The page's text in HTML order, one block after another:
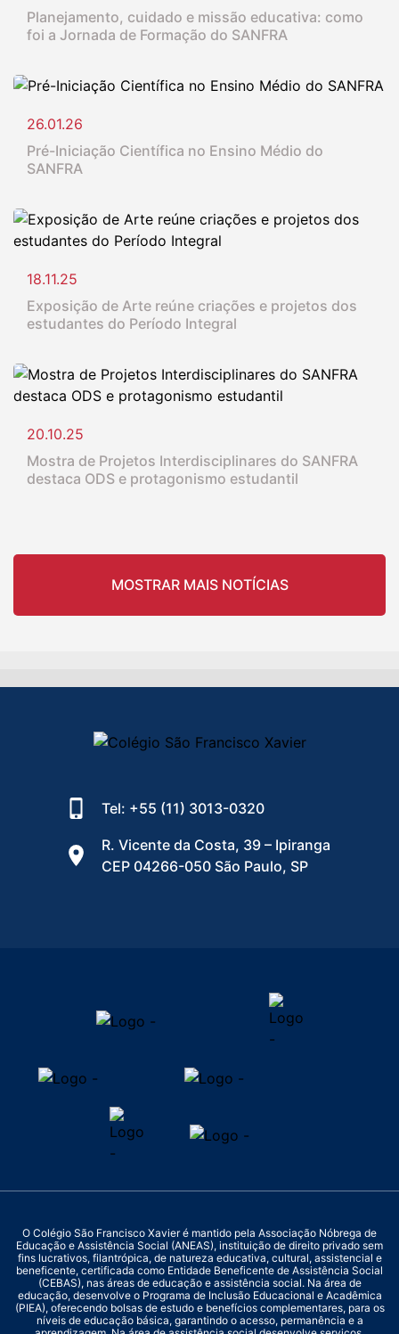
Planejamento, cuidado e missão educativa: como
foi a Jornada de Formação do SANFRA
26.01.26
Pré-Iniciação Científica no Ensino Médio do
SANFRA
18.11.25
Exposição de Arte reúne criações e projetos dos
estudantes do Período Integral
20.10.25
Mostra de Projetos Interdisciplinares do SANFRA
destaca ODS e protagonismo estudantil
MOSTRAR MAIS NOTÍCIAS
Tel: +55 (11) 3013-0320
R. Vicente da Costa, 39 – Ipiranga
CEP 04266-050 São Paulo, SP
O Colégio São Francisco Xavier é mantido pela Associação Nóbrega de
Educação e Assistência Social (ANEAS), instituição de direito privado sem
fins lucrativos, filantrópica, de natureza educativa, cultural, assistencial e
beneficente, certificada como Entidade Beneficente de Assistência Social
(CEBAS), nas áreas de educação e assistência social. Na área de
educação, desenvolve o Programa de Inclusão Educacional e Acadêmica
(PIEA), oferecendo bolsas de estudo e benefícios complementares, para os
níveis de educação básica, garantindo o acesso, permanência e a